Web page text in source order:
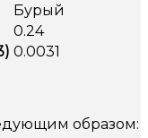
Бурый
0.24
0.0031
образом: